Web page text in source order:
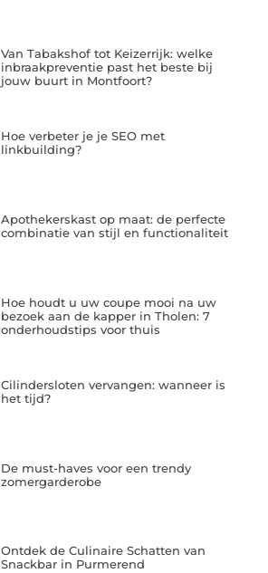
Van Tabakshof tot Keizerrijk: welke
inbraakpreventie past het beste bij
jouw buurt in Montfoort?
Hoe verbeter je je SEO met
linkbuilding?
Apothekerskast op maat: de perfecte
combinatie van stijl en functionaliteit
Hoe houdt u uw coupe mooi na uw
bezoek aan de kapper in Tholen: 7
onderhoudstips voor thuis
Cilindersloten vervangen: wanneer is
het tijd?
De must-haves voor een trendy
zomergarderobe
Ontdek de Culinaire Schatten van
Snackbar in Purmerend